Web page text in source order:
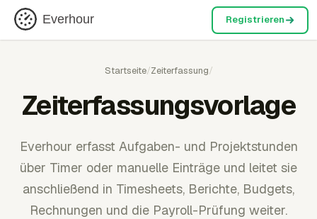
Everhour Registrieren
Startseite/Zeiterfassung/
Zeiterfassungsvorlage
Everhour erfasst Aufgaben- und Projektstunden
über Timer oder manuelle Einträge und leitet sie
anschließend in Timesheets, Berichte, Budgets,
Rechnungen und die Payroll-Prüfung weiter.